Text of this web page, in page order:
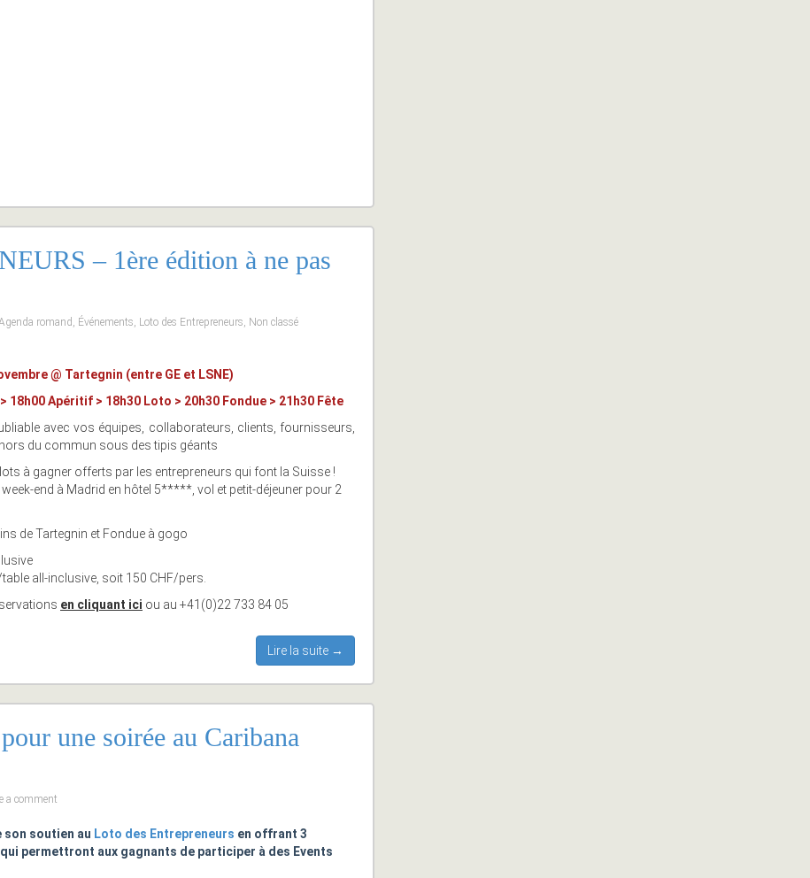
– 1ère édition à ne pas
romand , Événements, Loto des Entrepreneurs, Non classé
@ Tartegnin (entre GE et LSNE)
18h00 Apéritif > 18h30 Loto > 20h30 Fondue > 21h30 Fête
avec vos équipes, collaborateurs, clients, fournisseurs,
du commun sous des tipis géants
à gagner offerts par les entrepreneurs qui font la Suisse !
end à Madrid en hôtel 5*****, vol et petit-déjeuner pour 2
de Tartegnin et Fondue à gogo
table all-inclusive, soit 150 CHF/pers.
en cliquant ici ou au +41(0)22 733 84 05
Lire la suite →
une soirée au Caribana
a comment
son soutien au Loto des Entrepreneurs en offrant 3
permettront aux gagnants de participer à des Events